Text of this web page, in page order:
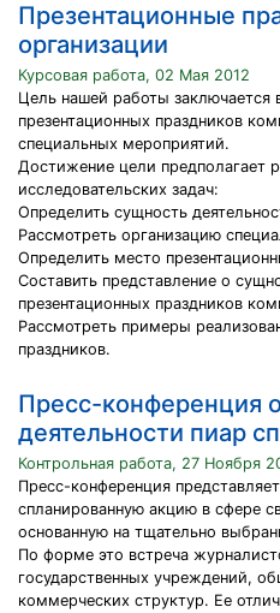
Презентационные
организации
Курсовая работа, 02 Мая 2012
Цель нашей работы заключается
презентационных праздников
специальных мероприятий.
Достижение цели предполагает
исследовательских задач:
Определить сущность
Рассмотреть организацию
Определить место
Составить представление о
презентационных праздников
Рассмотреть примеры
праздников.
Пресс-конференция
деятельности пиар
Контрольная работа, 27 Ноября
Пресс-конференция
спланированную акцию в сфере
основанную на тщательно
По форме это встреча
государственных учреждений,
коммерческих структур. Ее